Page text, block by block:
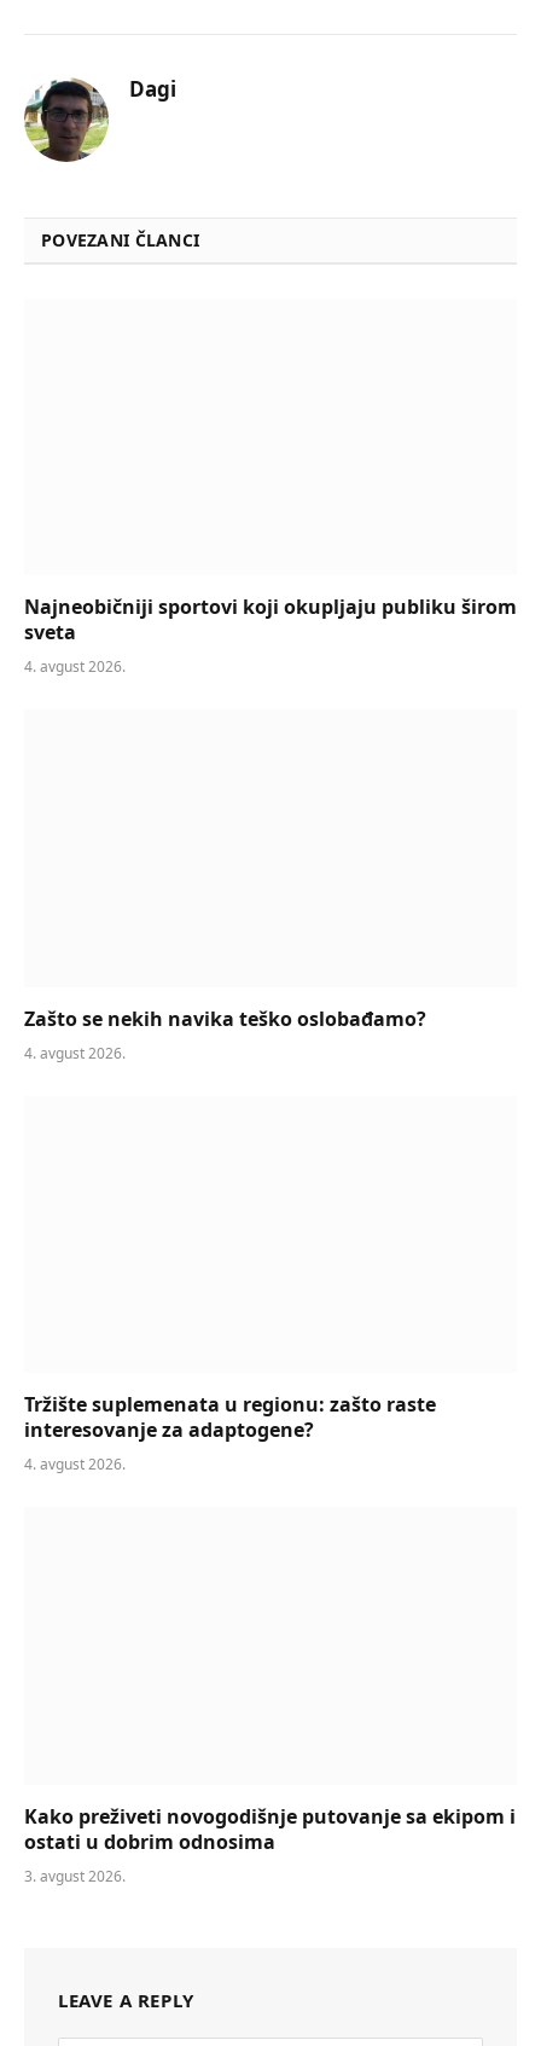
Dagi
POVEZANI ČLANCI
Najneobičniji sportovi koji okupljaju publiku širom
sveta
4. avgust 2026.
Zašto se nekih navika teško oslobađamo?
4. avgust 2026.
Tržište suplemenata u regionu: zašto raste
interesovanje za adaptogene?
4. avgust 2026.
Kako preživeti novogodišnje putovanje sa ekipom i
ostati u dobrim odnosima
3. avgust 2026.
LEAVE A REPLY